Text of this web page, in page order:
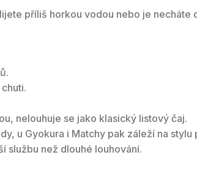
příliš horkou vodou nebo je
nelouhuje se jako klasický listový čaj.
u Gyokura i Matchy pak záleží na
službu než dlouhé louhování.